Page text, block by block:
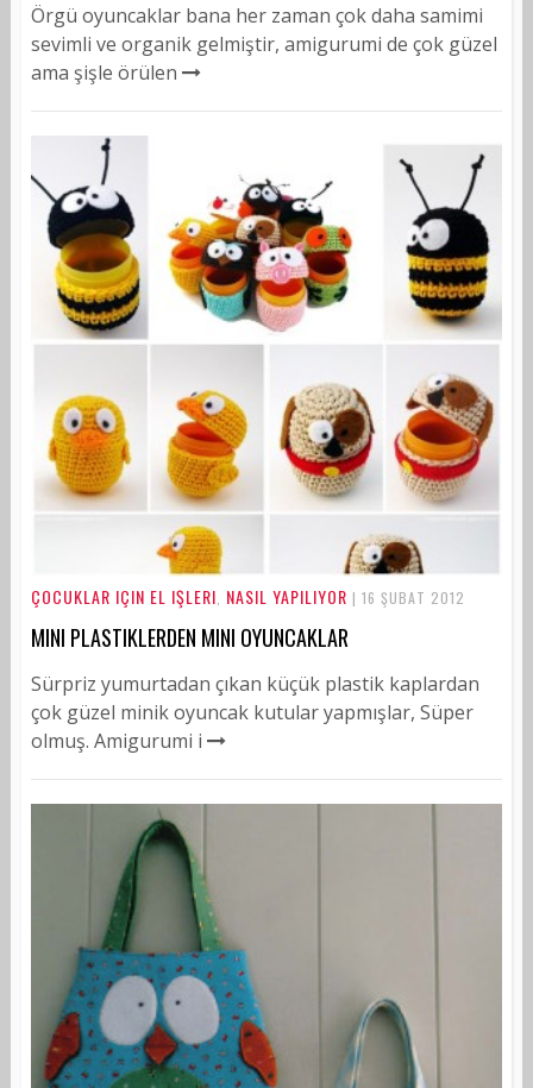
Örgü oyuncaklar bana her zaman çok daha samimi
sevimli ve organik gelmiştir, amigurumi de çok güzel
ama şişle örülen
ÇOCUKLAR IÇIN EL IŞLERI NASIL YAPILIYOR | 16 ŞUBAT 2012
MINI PLASTIKLERDEN MINI OYUNCAKLAR
Sürpriz yumurtadan çıkan küçük plastik kaplardan
çok güzel minik oyuncak kutular yapmışlar, Süper
olmuş. Amigurumi i